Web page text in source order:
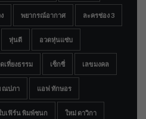
พยากรณ์อากาศ ละครช่อง 3
หุ่นดี อวดหุ่นแซ่บ
เที่ยงธรรม เซ็กซี่ เลขมงคล
ณปภา แอฟ ทักษอร
บเฟิร์น พิมพ์ชนก ใหม่ ดาวิกา